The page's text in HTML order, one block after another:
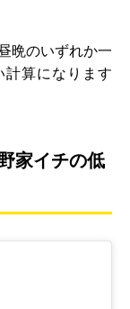
晩のいずれか一
算になります
家イチの低